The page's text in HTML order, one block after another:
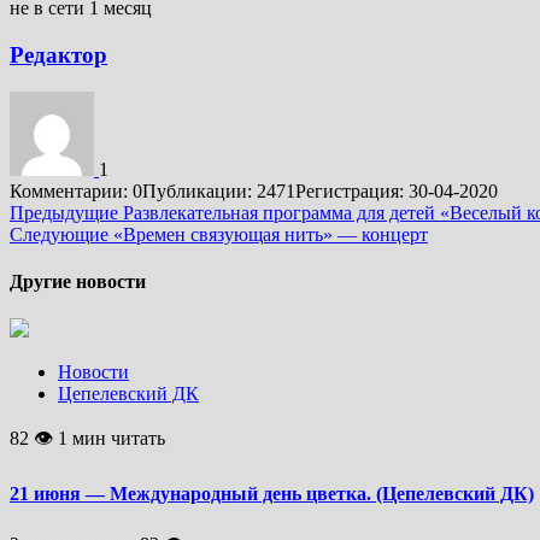
не в сети 1 месяц
Редактор
1
Комментарии: 0Публикации: 2471Регистрация: 30-04-2020
Подробнее
Предыдущие Развлекательная программа для детей
Следующие «Времен связующая нить» — концерт
Другие новости
Новости
Цепелевский ДК
82 👁 1 мин читать
21 июня — Международный день цветка. (Цепелевский ДК)